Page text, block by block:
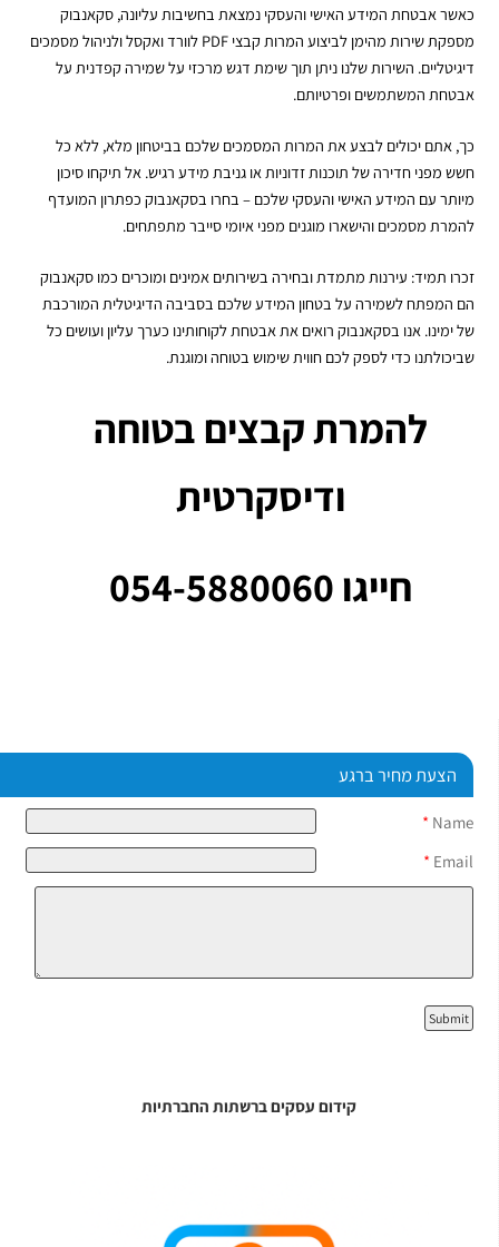
כאשר אבטחת המידע האישי והעסקי נמצאת בחשיבות עליונה, סקאנבוק
מספקת שירות מהימן לביצוע המרות קבצי PDF לוורד ואקסל
ולניהול מסמכים
דיגיטליים. השירות שלנו ניתן תוך שימת דגש מרכזי על שמירה קפדנית על
אבטחת המשתמשים ופרטיותם.
כך, אתם יכולים לבצע את המרות המסמכים שלכם בביטחון מלא, ללא כל
חשש מפני חדירה של תוכנות זדוניות או גניבת מידע רגיש. אל תיקחו סיכון
מיותר עם המידע האישי והעסקי שלכם – בחרו בסקאנבוק כפתרון המועדף
להמרת מסמכים והישארו מוגנים מפני איומי סייבר מתפתחים.
זכרו תמיד: עירנות מתמדת ובחירה בשירותים אמינים ומוכרים כמו סקאנבוק
הם המפתח לשמירה על בטחון המידע שלכם בסביבה הדיגיטלית המורכבת
של ימינו. אנו בסקאנבוק רואים את אבטחת לקוחותינו כערך עליון ועושים כל
שביכולתנו כדי לספק לכם חווית שימוש בטוחה ומוגנת.
להמרת קבצים בטוחה
ודיסקרטית
חייגו 054-5880060
הצעת מחיר ברגע
Name
*
Email
*
קידום עסקים ברשתות החברתיות